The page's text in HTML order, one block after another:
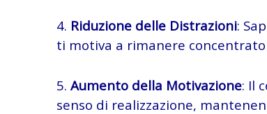
4. Riduzione delle Distrazioni:
ti motiva a rimanere
5. Aumento della Motivazione: Il
senso di realizzazione,